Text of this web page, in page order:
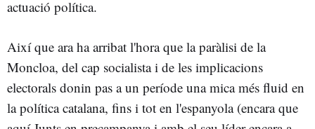
actuació política.
Així que ara ha arribat l'hora que la paràlisi de la
Moncloa, del cap socialista i de les implicacions
electorals donin pas a un període una mica més fluid en
la política catalana, fins i tot en l'espanyola (encara que